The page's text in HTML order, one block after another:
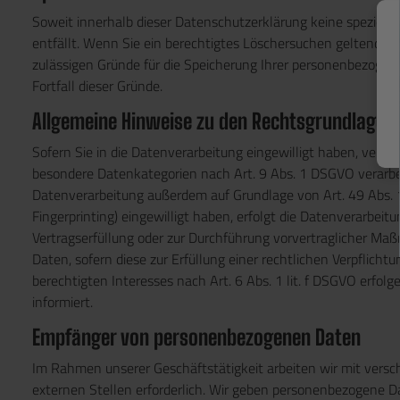
Soweit innerhalb dieser Datenschutzerklärung keine
entfällt. Wenn Sie ein berechtigtes Löschersuchen geltend
zulässigen Gründe für die Speicherung Ihrer
Fortfall dieser Gründe.
Allgemeine Hinweise zu den
Sofern Sie in die Datenverarbeitung eingewilligt haben,
besondere Datenkategorien nach Art. 9 Abs. 1 DSGVO
Datenverarbeitung außerdem auf Grundlage von Art. 49
Fingerprinting) eingewilligt haben, erfolgt die
Vertragserfüllung oder zur Durchführung vorvertraglicher
Daten, sofern diese zur Erfüllung einer rechtlichen
berechtigten Interesses nach Art. 6 Abs. 1 lit. f DSGVO
informiert.
Empfänger von personenbezogenen Daten
Im Rahmen unserer Geschäftstätigkeit arbeiten wir mit
externen Stellen erforderlich. Wir geben personenbezogene